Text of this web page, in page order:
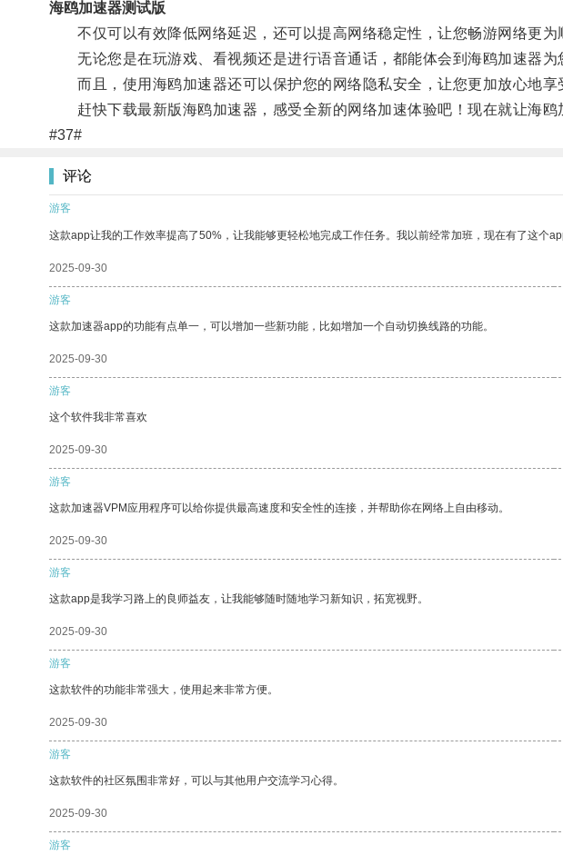
海鸥加速器测试版
不仅可以有效降低网络延迟，还可以提高网络稳定性，让您畅游网络更为
无论您是在玩游戏、看视频还是进行语音通话，都能体会到海鸥加速器为
而且，使用海鸥加速器还可以保护您的网络隐私安全，让您更加放心地享
赶快下载最新版海鸥加速器，感受全新的网络加速体验吧！现在就让海鸥
#37#
评论
游客
这款app让我的工作效率提高了50%，让我能够更轻松地完成工作任务。我以前经常加班，现在有了这个
2025-09-30
游客
这款加速器app的功能有点单一，可以增加一些新功能，比如增加一个自动切换线路的功能。
2025-09-30
游客
这个软件我非常喜欢
2025-09-30
游客
这款加速器VPM应用程序可以给你提供最高速度和安全性的连接，并帮助你在网络上自由移动。
2025-09-30
游客
这款app是我学习路上的良师益友，让我能够随时随地学习新知识，拓宽视野。
2025-09-30
游客
这款软件的功能非常强大，使用起来非常方便。
2025-09-30
游客
这款软件的社区氛围非常好，可以与其他用户交流学习心得。
2025-09-30
游客